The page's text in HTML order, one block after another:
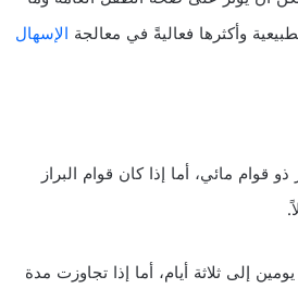
وأكثرها فعاليةً في معالجة الإسهال
قوام مائي، أما إذا كان قوام البراز
إلى ثلاثة أيام، أما إذا تجاوزت مدة